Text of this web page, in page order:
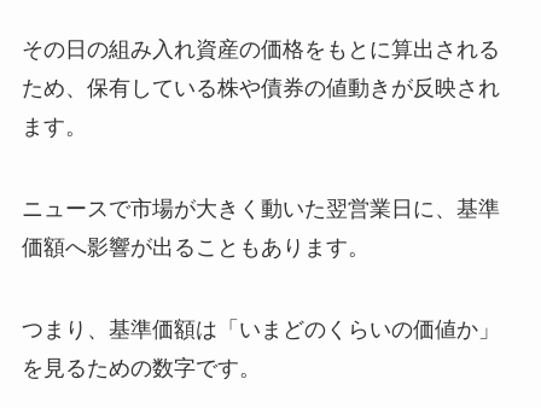
その日の組み入れ資産の価格をもとに算出される
ため、保有している株や債券の値動きが反映され
ます。
ニュースで市場が大きく動いた翌営業日に、基準
価額へ影響が出ることもあります。
つまり、基準価額は「いまどのくらいの価値か」
を見るための数字です。